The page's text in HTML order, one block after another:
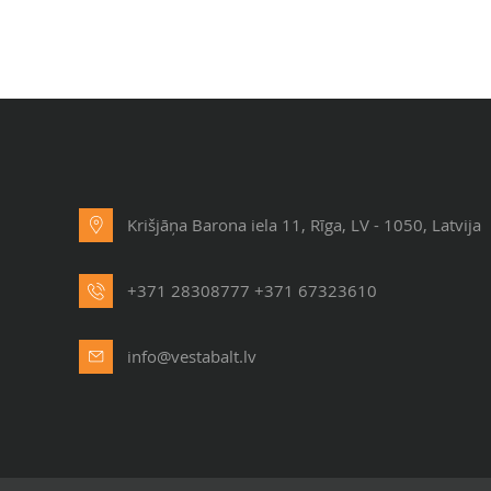
Krišjāņa Barona iela 11, Rīga, LV - 1050, Latvija
+371 28308777 +371 67323610
info@vestabalt.lv